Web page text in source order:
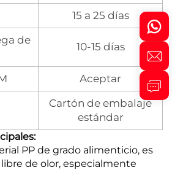
15 a 25 días
de
10-15 días
Aceptar
Cartón de embalaje
estándar
PP de grado alimenticio, es
de olor, especialmente